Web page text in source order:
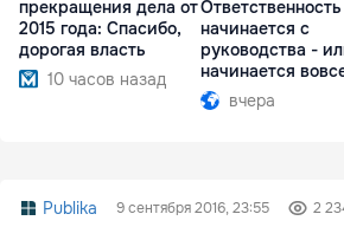
прекращения дела от
2015 года: Спасибо,
дорогая власть
10 часов назад
Ответственность
начинается с
руководства -
начинается
вчера
Publika 9 сентября 2016, 23:55 2